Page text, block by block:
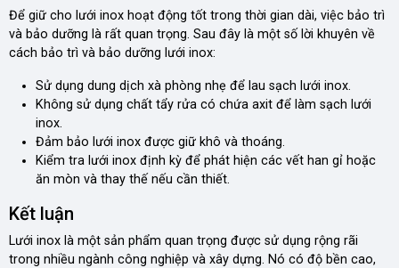
Để giữ cho lưới inox hoạt động tốt trong thời gian dài, việc bảo trì
và bảo dưỡng là rất quan trọng. Sau đây là một số lời khuyên về
cách bảo trì và bảo dưỡng lưới inox:
Sử dụng dung dịch xà phòng nhẹ để lau sạch lưới inox.
Không sử dụng chất tẩy rửa có chứa axit để làm sạch lưới
inox.
Đảm bảo lưới inox được giữ khô và thoáng.
Kiểm tra lưới inox định kỳ để phát hiện các vết han gỉ hoặc
ăn mòn và thay thế nếu cần thiết.
Kết luận
Lưới inox là một sản phẩm quan trọng được sử dụng rộng rãi
trong nhiều ngành công nghiệp và xây dựng. Nó có độ bền cao,